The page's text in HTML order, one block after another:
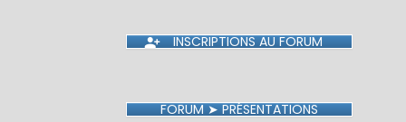
INSCRIPTIONS AU FORUM
FORUM ➤ PRÉSENTATIONS